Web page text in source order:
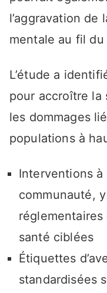
l’aggravation de
mentale au fil du
L’étude a
pour accroître la
les dommages
populations à
Interventions à
communauté,
santé ciblées
Étiquettes
standardisées